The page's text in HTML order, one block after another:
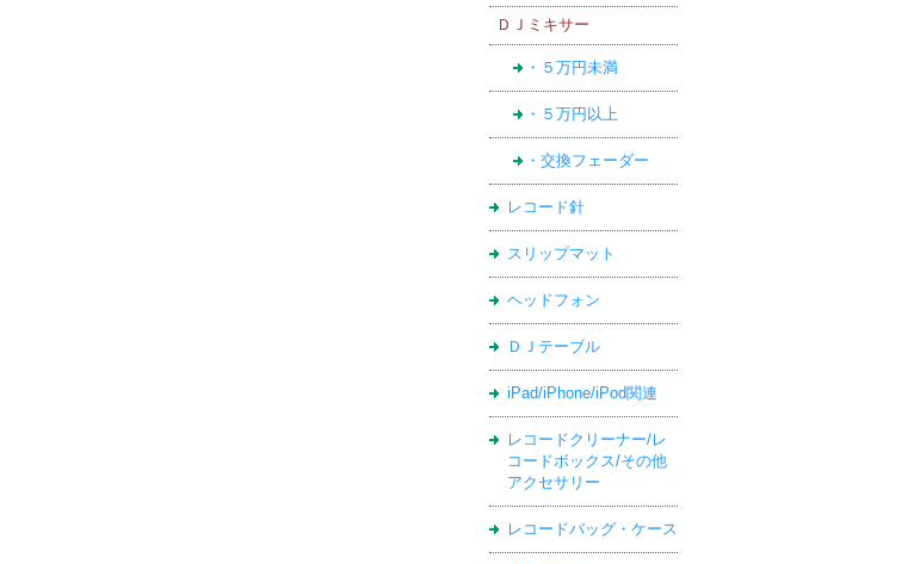
ＤＪミキサー
・５万円未満
・５万円以上
・交換フェーダー
レコード針
スリップマット
ヘッドフォン
ＤＪテーブル
iPad/iPhone/iPod関連
レコードクリーナー/レ
コードボックス/その他
アクセサリー
レコードバッグ・ケース